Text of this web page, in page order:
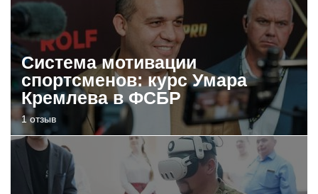
Система мотивации
спортсменов: курс Умара
Кремлева в ФСБР
1 отзыв